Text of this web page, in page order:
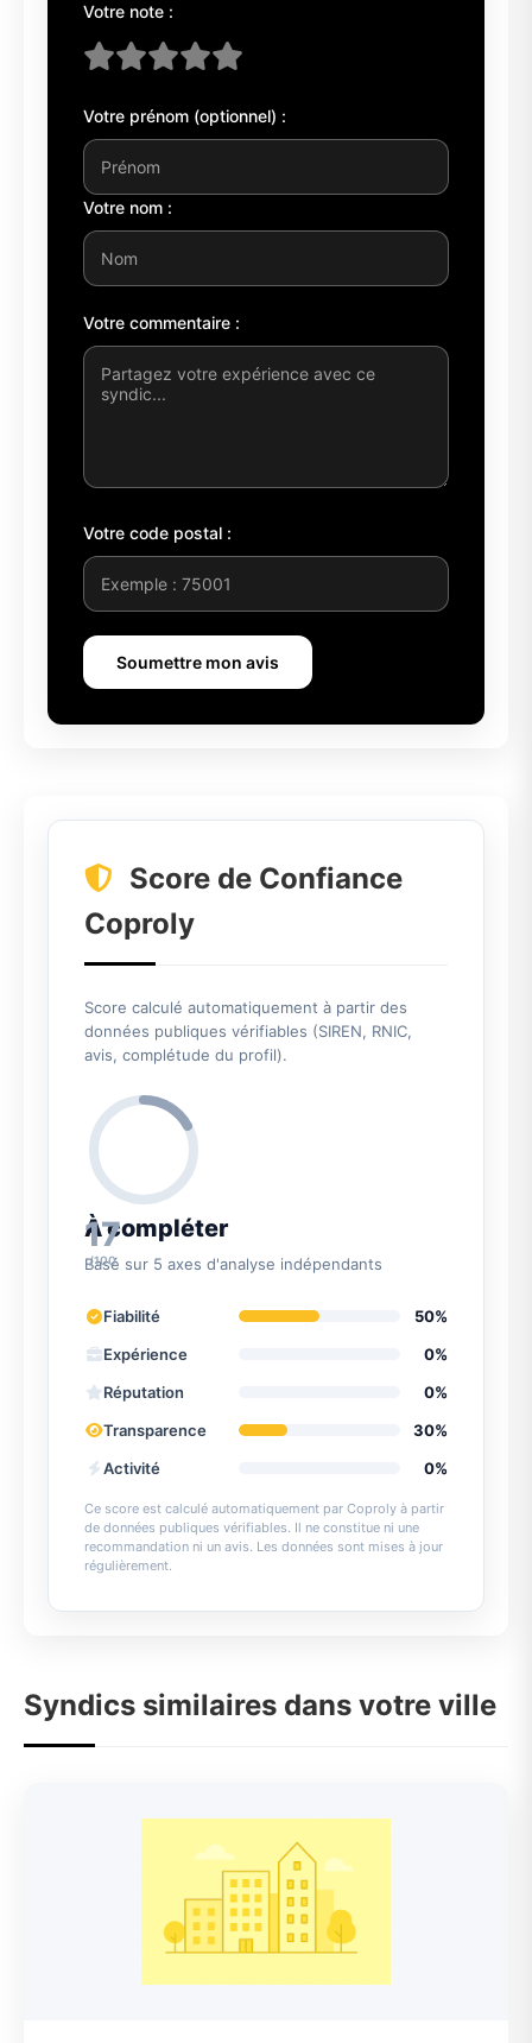
Votre note :
Votre prénom (optionnel) :
Votre nom :
Votre commentaire :
Votre code postal :
Soumettre mon avis
Score de Confiance
Coproly
Score calculé automatiquement à partir des
données publiques vérifiables (SIREN, RNIC,
avis, complétude du profil).
17
/100
À compléter
Basé sur 5 axes d'analyse indépendants
Fiabilité
50%
Expérience
0%
Réputation
0%
Transparence
30%
Activité
0%
Ce score est calculé automatiquement par Coproly à partir
de données publiques vérifiables. Il ne constitue ni une
recommandation ni un avis. Les données sont mises à jour
régulièrement.
Syndics similaires dans votre ville